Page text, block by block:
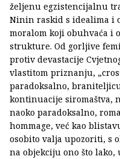
željenu egzistencijalnu
Ninin raskid s idealima i
moralom koji obuhvaća i
strukture. Od gorljive
protiv devastacije
vlastitom priznanju,
paradoksalno,
kontinuacije siromaštva,
naoko paradoksalno,
hommage, već kao
osobito valja upozoriti, s
na objekciju ono što